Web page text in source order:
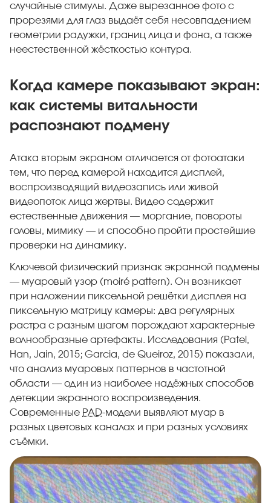
случайные стимулы. Даже вырезанное фото с
прорезями для глаз выдаёт себя несовпадением
геометрии радужки, границ лица и фона, а также
неестественной жёсткостью контура.
Когда камере показывают экран:
как системы витальности
распознают подмену
Атака вторым экраном отличается от фотоатаки
тем, что перед камерой находится дисплей,
воспроизводящий видеозапись или живой
видеопоток лица жертвы. Видео содержит
естественные движения — моргание, повороты
головы, мимику — и способно пройти простейшие
проверки на динамику.
Ключевой физический признак экранной подмены
— муаровый узор (moiré pattern). Он возникает
при наложении пиксельной решётки дисплея на
пиксельную матрицу камеры: два регулярных
растра с разным шагом порождают характерные
волнообразные артефакты. Исследования (Patel,
Han, Jain, 2015; Garcia, de Queiroz, 2015) показали,
что анализ муаровых паттернов в частотной
области — один из наиболее надёжных способов
детекции экранного воспроизведения.
Современные PAD-модели выявляют муар в
разных цветовых каналах и при разных условиях
съёмки.